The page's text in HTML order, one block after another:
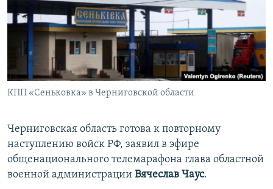
ПОБЕДИТЕЛЕЙ НЕ СУДЯТ?
КРЫМ.НЕПОКОРЕННЫЙ
ELIFBE
УКРАИНСКАЯ ПРОБЛЕМА КРЫМА
ПРИСОЕДИНЯЙТЕСЬ!
Все сайты RFE/RL
КПП «Сеньковка» в Черниговской области
Черниговская область готова к повторному
наступлению войск РФ, заявил в эфире
общенационального телемарафона глава областной
военной администрации Вячеслав Чаус.